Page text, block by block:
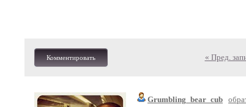
Комментировать « Пред.
Grumbling_bear_cub